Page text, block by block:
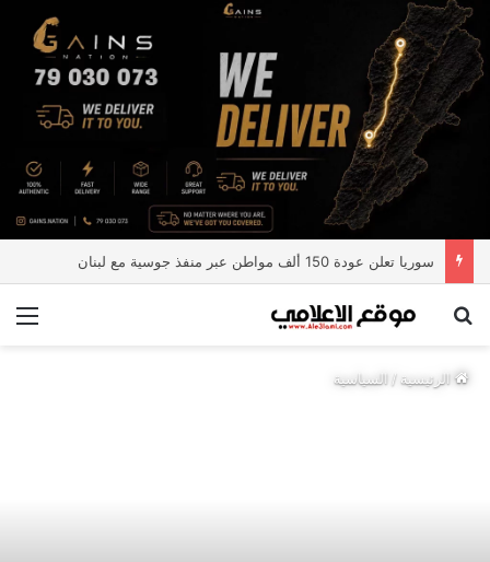
سوريا تعلن عودة 150 ألف مواطن عبر منفذ جوسية مع لبنان
بحث عن
الرئيسية/ السياسية